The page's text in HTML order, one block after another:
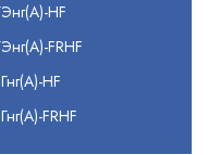
HF
FRHF
HF
FRHF